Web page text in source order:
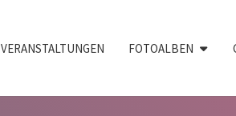
VERANSTALTUNGEN FOTOALBEN